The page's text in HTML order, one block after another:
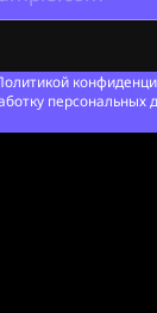
персональных